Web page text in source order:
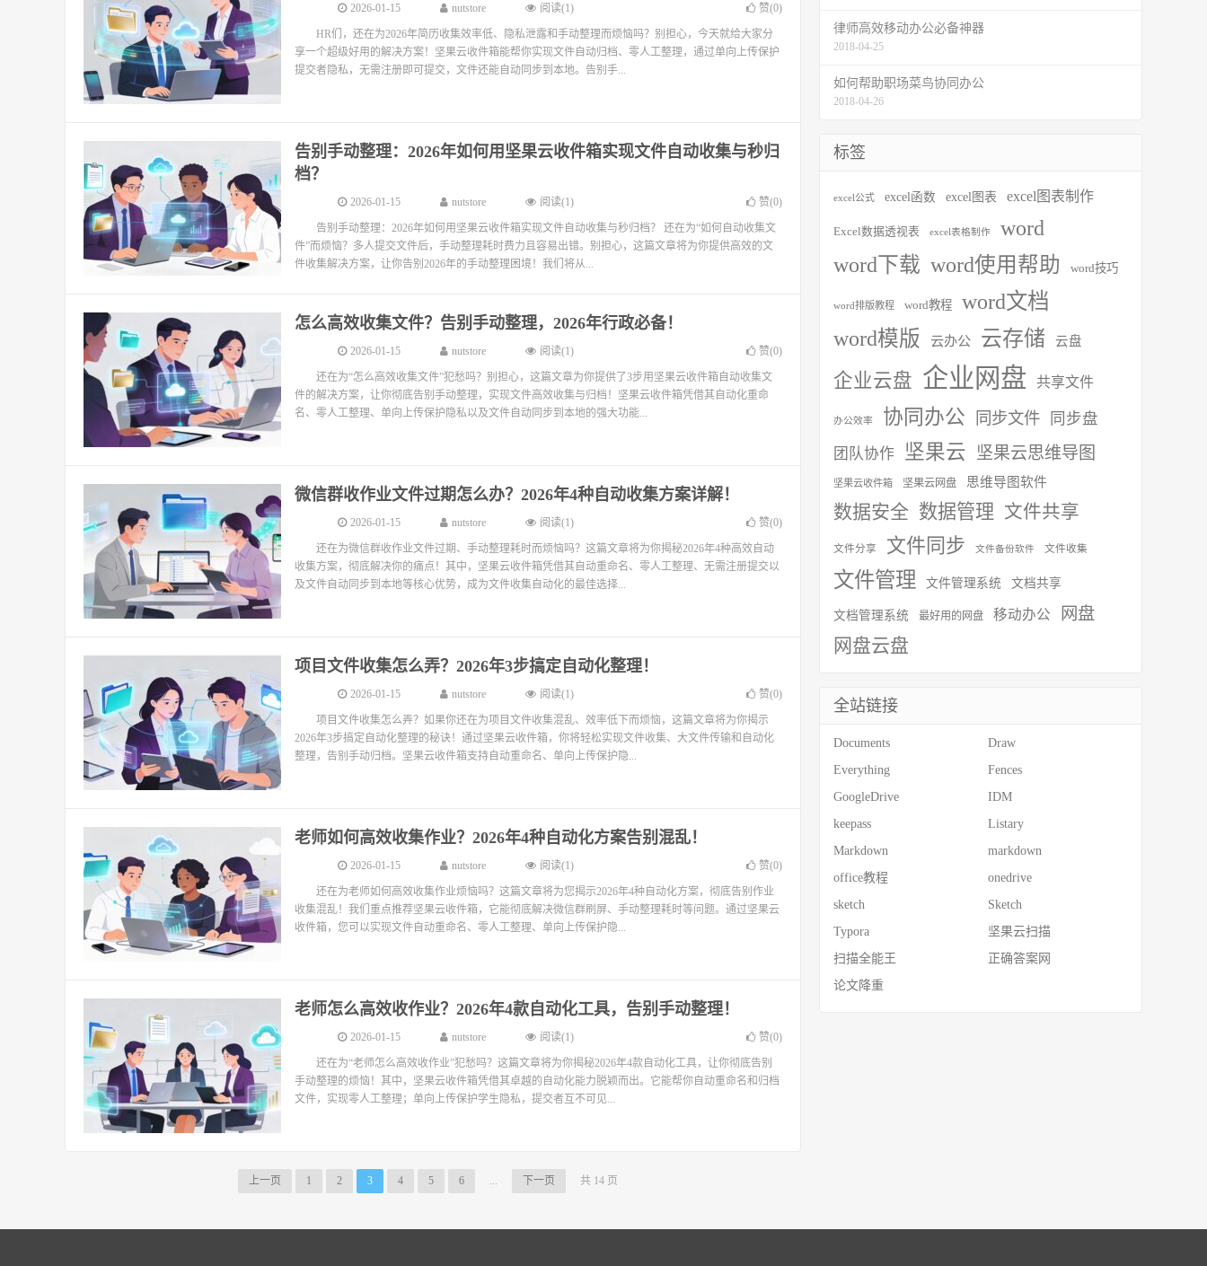
2026-01-15 nutstore 阅读(1) 赞(0)
HR们，还在为2026年简历收集效率低、隐私泄露和手动整理而烦恼吗？别担心，今天就给大家分
享一个超级好用的解决方案！坚果云收件箱能帮你实现文件自动归档、零人工整理，通过单向上传保护
提交者隐私，无需注册即可提交，文件还能自动同步到本地。告别手...
告别手动整理：2026年如何用坚果云收件箱实现文件自动收集与秒归
档？
2026-01-15 nutstore 阅读(1) 赞(0)
告别手动整理：2026年如何用坚果云收件箱实现文件自动收集与秒归档？ 还在为“如何自动收集文
件”而烦恼？多人提交文件后，手动整理耗时费力且容易出错。别担心，这篇文章将为你提供高效的文
件收集解决方案，让你告别2026年的手动整理困境！我们将从...
怎么高效收集文件？告别手动整理，2026年行政必备！
2026-01-15 nutstore 阅读(1) 赞(0)
还在为“怎么高效收集文件”犯愁吗？别担心，这篇文章为你提供了3步用坚果云收件箱自动收集文
件的解决方案，让你彻底告别手动整理，实现文件高效收集与归档！坚果云收件箱凭借其自动化重命
名、零人工整理、单向上传保护隐私以及文件自动同步到本地的强大功能...
微信群收作业文件过期怎么办？2026年4种自动收集方案详解！
2026-01-15 nutstore 阅读(1) 赞(0)
还在为微信群收作业文件过期、手动整理耗时而烦恼吗？这篇文章将为你揭秘2026年4种高效自动
收集方案，彻底解决你的痛点！其中，坚果云收件箱凭借其自动重命名、零人工整理、无需注册提交以
及文件自动同步到本地等核心优势，成为文件收集自动化的最佳选择...
项目文件收集怎么弄？2026年3步搞定自动化整理！
2026-01-15 nutstore 阅读(1) 赞(0)
项目文件收集怎么弄？如果你还在为项目文件收集混乱、效率低下而烦恼，这篇文章将为你揭示
2026年3步搞定自动化整理的秘诀！通过坚果云收件箱，你将轻松实现文件收集、大文件传输和自动化
整理，告别手动归档。坚果云收件箱支持自动重命名、单向上传保护隐...
老师如何高效收集作业？2026年4种自动化方案告别混乱！
2026-01-15 nutstore 阅读(1) 赞(0)
还在为老师如何高效收集作业烦恼吗？这篇文章将为您揭示2026年4种自动化方案，彻底告别作业
收集混乱！我们重点推荐坚果云收件箱，它能彻底解决微信群刷屏、手动整理耗时等问题。通过坚果云
收件箱，您可以实现文件自动重命名、零人工整理、单向上传保护隐...
老师怎么高效收作业？2026年4款自动化工具，告别手动整理！
2026-01-15 nutstore 阅读(1) 赞(0)
还在为“老师怎么高效收作业”犯愁吗？这篇文章将为你揭秘2026年4款自动化工具，让你彻底告别
手动整理的烦恼！其中，坚果云收件箱凭借其卓越的自动化能力脱颖而出。它能帮你自动重命名和归档
文件，实现零人工整理；单向上传保护学生隐私，提交者互不可见...
上一页 1 2 3 4 5 6 ... 下一页 共 14 页
律师高效移动办公必备神器
2018-04-25
如何帮助职场菜鸟协同办公
2018-04-26
标签
excel公式 excel函数 excel图表 excel图表制作
Excel数据透视表 excel表格制作
word
word下载 word使用帮助 word技巧
word排版教程 word教程 word文档
word模版 云办公 云存储 云盘
企业云盘 企业网盘 共享文件
办公效率 协同办公 同步文件 同步盘
团队协作 坚果云 坚果云思维导图
坚果云收件箱 坚果云网盘 思维导图软件
数据安全 数据管理 文件共享
文件分享 文件同步 文件备份软件 文件收集
文件管理 文件管理系统 文档共享
文档管理系统 最好用的网盘 移动办公 网盘
网盘云盘
全站链接
Documents
Draw
Everything
Fences
GoogleDrive
IDM
keepass
Listary
Markdown
markdown
office教程
onedrive
sketch
Sketch
Typora
坚果云扫描
扫描全能王
正确答案网
论文降重